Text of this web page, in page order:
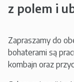
z polem i
Zapraszamy do
bohaterami są
kombajn oraz